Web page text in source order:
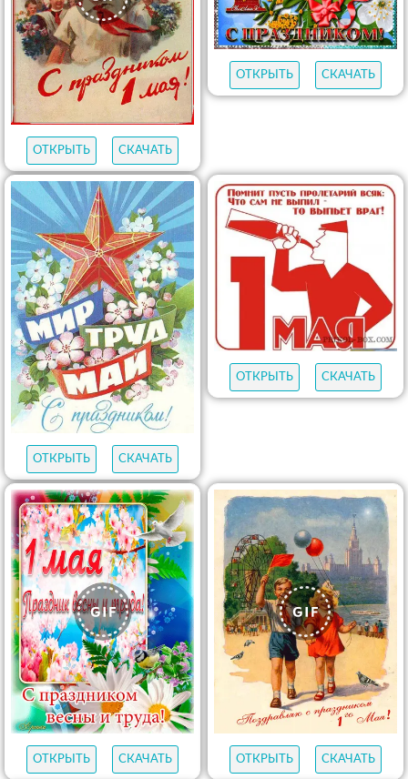
ОТКРЫТЬ СКАЧАТЬ
ОТКРЫТЬ СКАЧАТЬ
ОТКРЫТЬ СКАЧАТЬ
ОТКРЫТЬ СКАЧАТЬ
ОТКРЫТЬ СКАЧАТЬ ОТКРЫТЬ СКАЧАТЬ